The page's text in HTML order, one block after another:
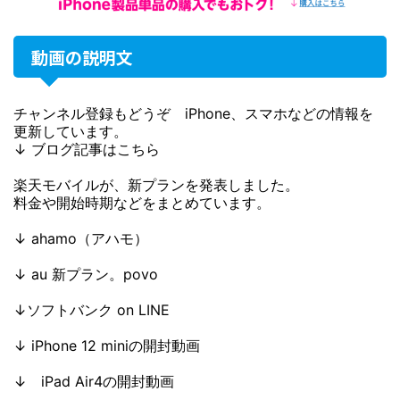
動画の説明文
チャンネル登録もどうぞ iPhone、スマホなどの情報を
更新しています。
↓ ブログ記事はこちら
楽天モバイルが、新プランを発表しました。
料金や開始時期などをまとめています。
↓ ahamo（アハモ）
↓ au 新プラン。povo
↓ソフトバンク on LINE
↓ iPhone 12 miniの開封動画
↓ iPad Air4の開封動画